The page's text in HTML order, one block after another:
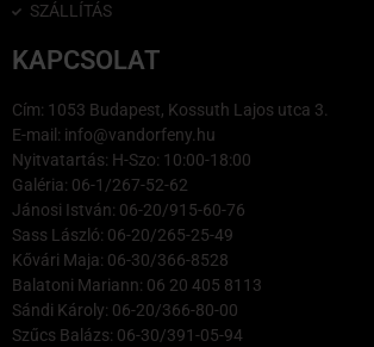
SZÁLLÍTÁS
KAPCSOLAT
Cím: 1053 Budapest, Kossuth Lajos utca 3.
E-mail: info@vandorfeny.hu
Nyitvatartás: H-Szo: 10:00-18:00
Galéria: 06-1/267-52-62
Jánosi István: 06-20/915-60-76
Sass László: 06-20/265-25-49
Kővári Maja: 06-30/366-8528
Balatoni Mariann: 06 20 405 8113
Sándi Károly: 06-20/366-80-00
Szűcs Balázs: 06-30/391-05-94